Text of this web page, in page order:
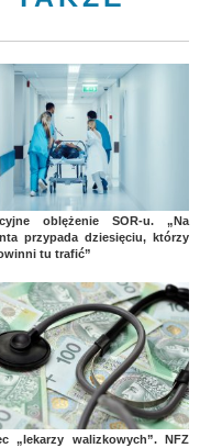
oblężenie SOR-u. „Na
przypada dziesięciu, którzy
tu trafić”
„lekarzy walizkowych”. NFZ